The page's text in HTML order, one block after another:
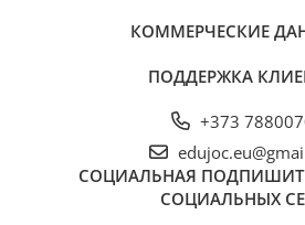
КОММЕРЧЕСКИЕ
ПОДДЕРЖКА
+373
СОЦИАЛЬНАЯ
СОЦИАЛЬНЫХ